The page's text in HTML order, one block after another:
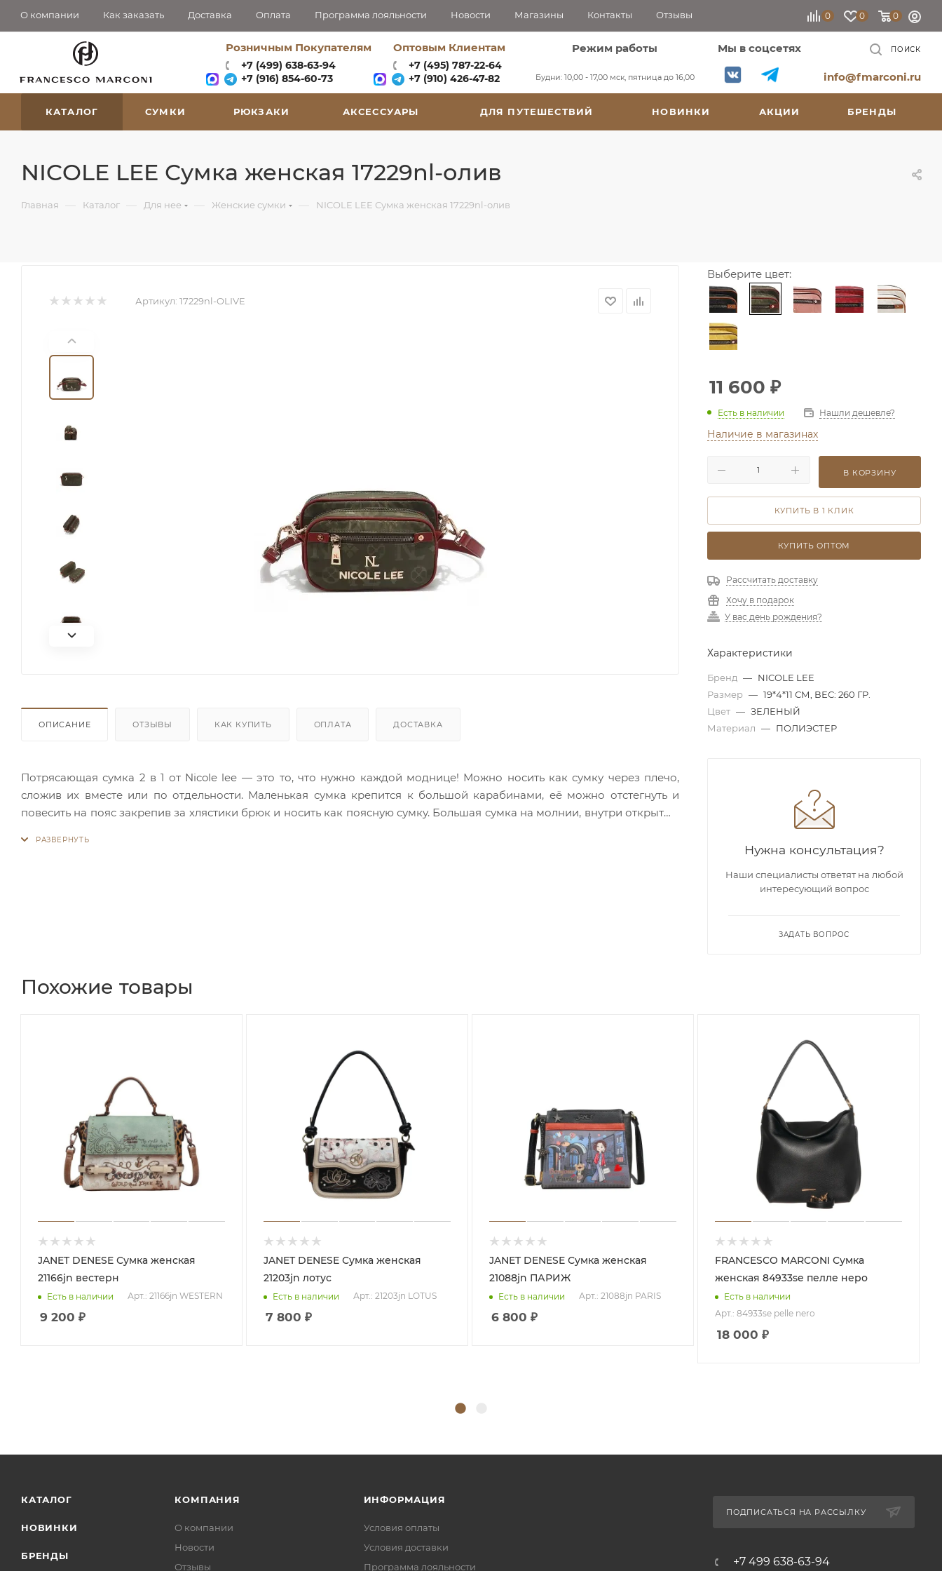
О компании Как заказать Доставка Оплата Программа лояльности Новости Магазины Контакты Отзывы 0 0 0
Розничным Покупателям
+7 (499) 638-63-94
+7 (916) 854-60-73‬
Оптовым Клиентам
+7 (495) 787-22-64
+7 (910) 426-47-82
Режим работы
Будни: 10,00 - 17,00 мск, пятница до 16,00
Мы в соцсетях ПОИСК
info@fmarconi.ru
КАТАЛОГ СУМКИ РЮКЗАКИ АКСЕССУАРЫ ДЛЯ ПУТЕШЕСТВИЙ НОВИНКИ АКЦИИ БРЕНДЫ
NICOLE LEE Сумка женская 17229nl-олив
Главная — Каталог — Для нее — Женские сумки — NICOLE LEE Сумка женская 17229nl-олив
Артикул: 17229nl-OLIVE
ОПИСАНИЕ ОТЗЫВЫ КАК КУПИТЬ ОПЛАТА ДОСТАВКА
Потрясающая сумка 2 в 1 от Nicole lee — это то, что нужно каждой моднице! Можно носить как сумку через плечо,
сложив их вместе или по отдельности. Маленькая сумка крепится к большой карабинами, её можно отстегнуть и
повесить на пояс закрепив за хлястики брюк и носить как поясную сумку. Большая сумка на молнии, внутри открытый
Выберите цвет:
11 600 ₽
Есть в наличии Нашли дешевле?
Наличие в магазинах
В КОРЗИНУ
КУПИТЬ В 1 КЛИК
КУПИТЬ ОПТОМ
Рассчитать доставку
Хочу в подарок
У вас день рождения?
Характеристики
Бренд — NICOLE LEE
Размер — 19*4*11 СМ, ВЕС: 260 ГР.
Цвет — ЗЕЛЕНЫЙ
Материал — ПОЛИЭСТЕР
Нужна консультация?
Наши специалисты ответят на любой
интересующий вопрос
ЗАДАТЬ ВОПРОС
Похожие товары
JANET DENESE Сумка женская
21166jn вестерн
Есть в наличии Арт.: 21166jn WESTERN
9 200 ₽
JANET DENESE Сумка женская
21203jn лотус
Есть в наличии Арт.: 21203jn LOTUS
7 800 ₽
JANET DENESE Сумка женская
21088jn ПАРИЖ
Есть в наличии Арт.: 21088jn PARIS
6 800 ₽
FRANCESCO MARCONI Сумка
женская 84933se пелле неро
Есть в наличии
Арт.: 84933se pelle nero
18 000 ₽
КАТАЛОГ
НОВИНКИ
БРЕНДЫ
КОМПАНИЯ
О компании
Новости
Отзывы
ИНФОРМАЦИЯ
Условия оплаты
Условия доставки
Программа лояльности
ПОДПИСАТЬСЯ НА РАССЫЛКУ
+7 499 638-63-94